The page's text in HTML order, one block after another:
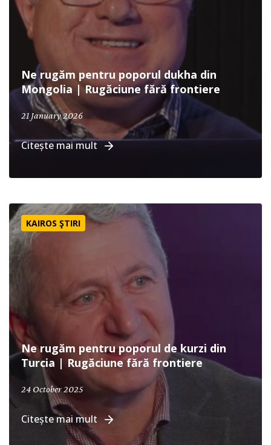
Ne rugăm pentru poporul dukha din
Mongolia | Rugăciune fără frontiere
21 January 2026January 21, 2026
Citește mai mult
Ne rugăm pentru poporul de kurzi din Turcia |
Ne rugăm pentru poporul de kurzi din
Turcia | Rugăciune fără frontiere
KAIROS ŞTIRI
24 October 2025
Citește mai mult